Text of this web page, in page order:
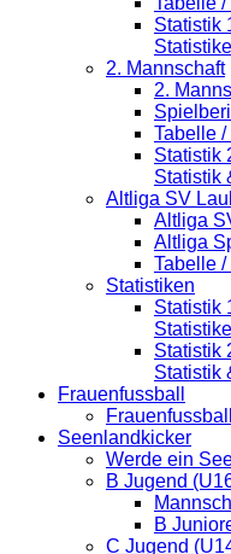
Statistik
2. Mannschaft
2.
Tabelle
Statistik
Statistik
Altliga SV
Altliga
Altliga
Tabelle
Statistiken
Statistik
Statistik
Statistik
Frauenfussball
Seenlandkicker
Werde ein
B Jugend
B
C Jugend